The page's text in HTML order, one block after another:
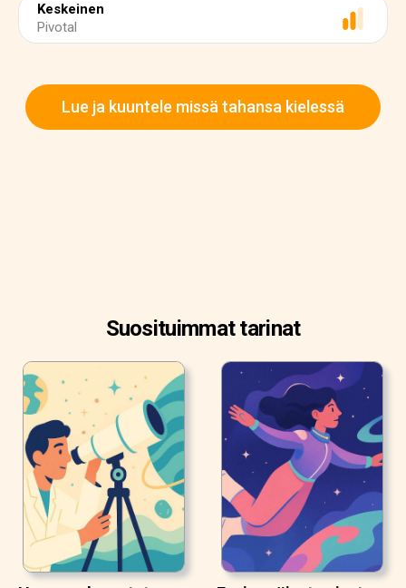
Keskeinen
Pivotal
Lue ja kuuntele missä tahansa kielessä
Suosituimmat tarinat